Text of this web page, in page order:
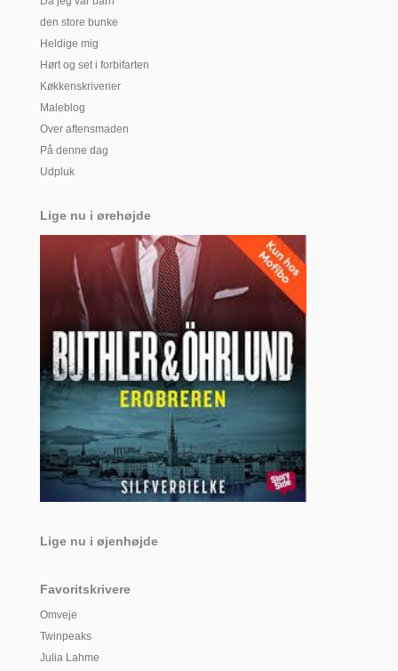
den store bunke
Heldige mig
Hørt og set i forbifarten
Køkkenskriverier
Maleblog
Over aftensmaden
På denne dag
Udpluk
Lige nu i ørehøjde
Lige nu i øjenhøjde
Favoritskrivere
Omveje
Twinpeaks
Julia Lahme